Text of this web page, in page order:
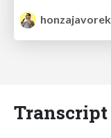
honzajavorek
Transcript